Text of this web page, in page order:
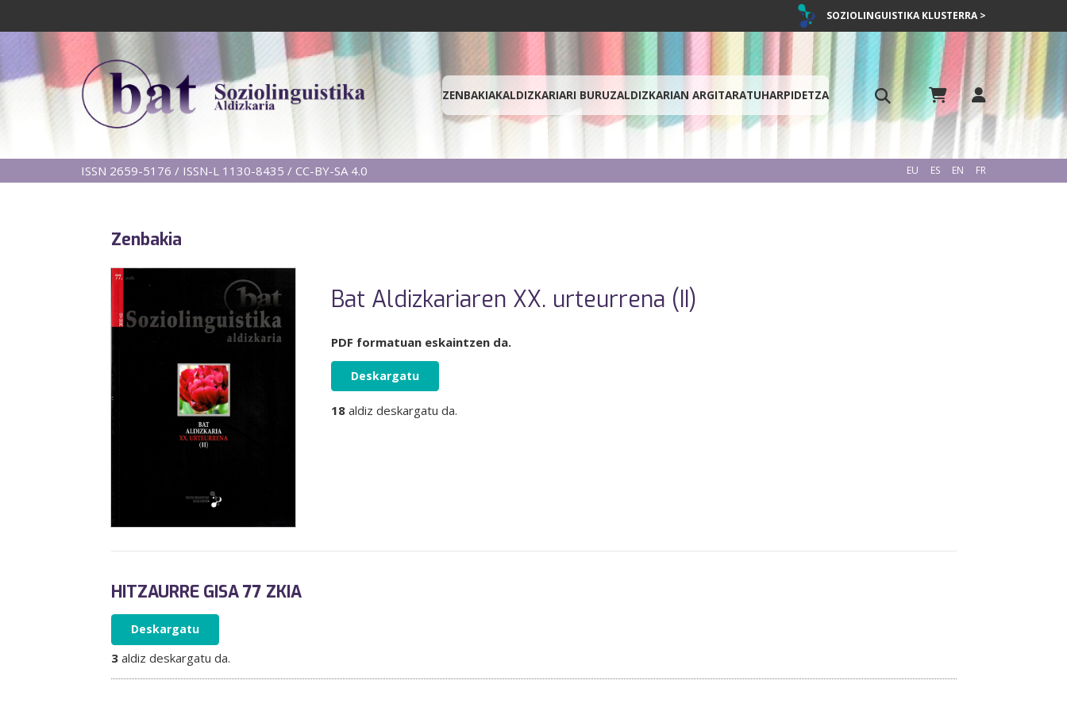
SOZIOLINGUISTIKA KLUSTERRA >
ZENBAKIAKALDIZKARIARI BURUZALDIZKARIAN ARGITARATUHARPIDETZA
ISSN 2659-5176 / ISSN-L 1130-8435 / CC-BY-SA 4.0 EU ES EN FR
Zenbakia
Bat Aldizkariaren XX. urteurrena (II)
PDF formatuan eskaintzen da.
Deskargatu
18 aldiz deskargatu da.
HITZAURRE GISA 77 ZKIA
Deskargatu
3aldiz deskargatu da.